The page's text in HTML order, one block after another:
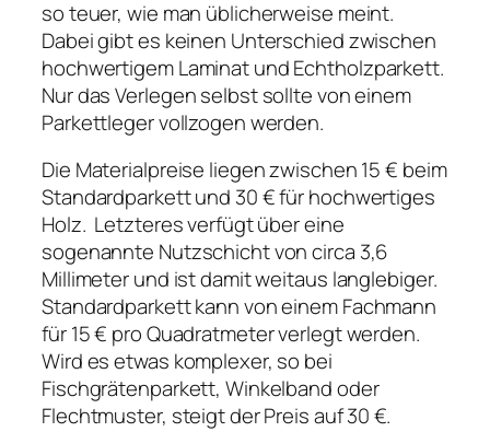
so teuer, wie man üblicherweise meint.
Dabei gibt es keinen Unterschied zwischen
hochwertigem Laminat und Echtholzparkett.
Nur das Verlegen selbst sollte von einem
Parkettleger vollzogen werden.
Die Materialpreise liegen zwischen 15 € beim
Standardparkett und 30 € für hochwertiges
Holz. Letzteres verfügt über eine
sogenannte Nutzschicht von circa 3,6
Millimeter und ist damit weitaus langlebiger.
Standardparkett kann von einem Fachmann
für 15 € pro Quadratmeter verlegt werden.
Wird es etwas komplexer, so bei
Fischgrätenparkett, Winkelband oder
Flechtmuster, steigt der Preis auf 30 €.